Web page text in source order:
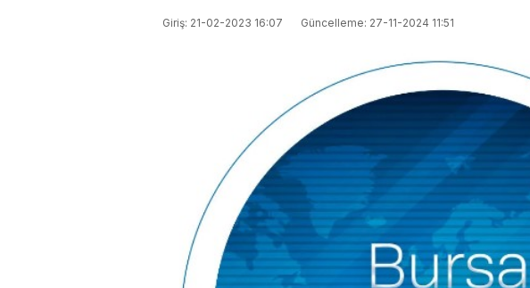
Giriş: 21-02-2023 16:07 Güncelleme: 27-11-2024 11:51